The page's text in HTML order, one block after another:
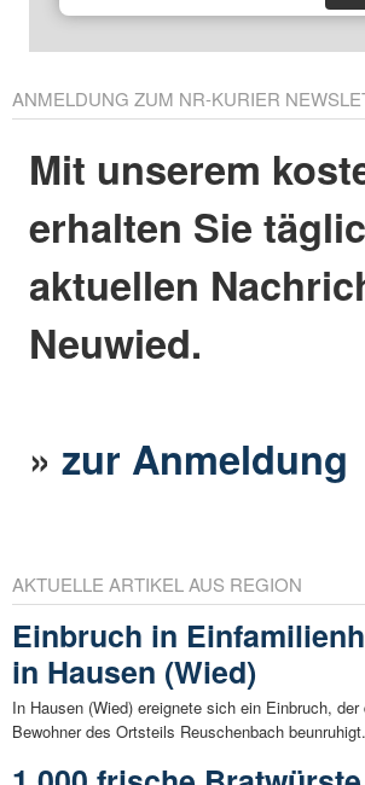
ANMELDUNG ZUM NR-KURIER
Mit unserem
erhalten Sie
aktuellen
Neuwied.
»zur Anmeldung
AKTUELLE ARTIKEL AUS REGION
Einbruch in
in Hausen (Wied)
In Hausen (Wied) ereignete sich ein Einbruch, der
Bewohner des Ortsteils Reuschenbach